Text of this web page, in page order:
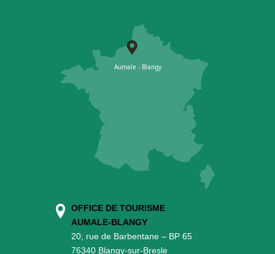
OFFICE DE TOURISME
AUMALE-BLANGY
20, rue de Barbentane – BP 65
76340 Blangy-sur-Bresle